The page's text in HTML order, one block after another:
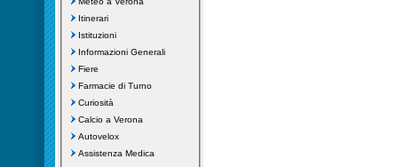
Itinerari
Istituzioni
Informazioni Generali
Fiere
Farmacie di Turno
Curiosità
Calcio a Verona
Autovelox
Assistenza Medica